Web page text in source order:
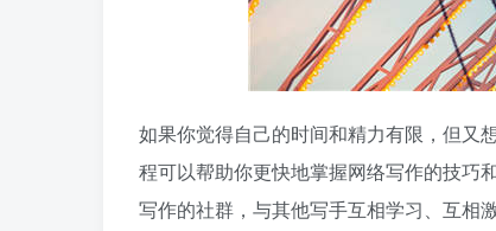
如果你觉得自己的时间和精力有限，但又
程可以帮助你更快地掌握网络写作的技巧
写作的社群，与其他写手互相学习、互相